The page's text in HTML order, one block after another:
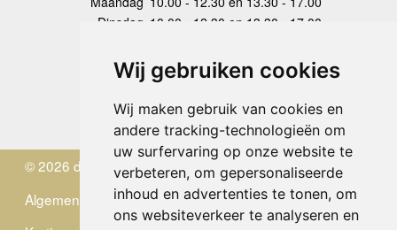
Wij gebruiken cookies
Wij maken gebruik van cookies en
andere tracking-technologieën om
uw surfervaring op onze website te
verbeteren, om gepersonaliseerde
inhoud en advertenties te tonen, om
ons websiteverkeer te analyseren en
Dinsdag 10.00 - 12.30 en 13.30 - 17.00
Donderdag
10.00 - 12.30 en 13.30 - 17.00
Vrijdag 10.00 - 12.30 en 13.30 - 17.00
Zaterdag
gesloten
Zondag gesloten
© 2026 de Zwerver
Algemene Voorwaarden